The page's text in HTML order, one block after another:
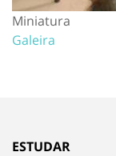
Miniatura
Galeira
ESTUDAR